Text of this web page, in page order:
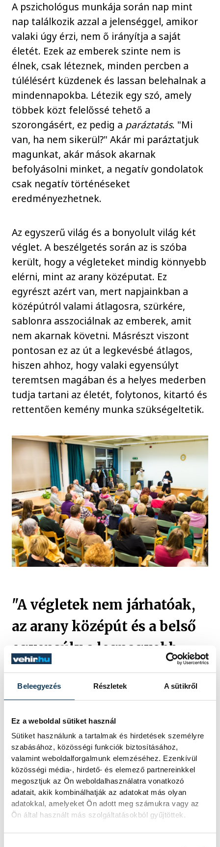
Beleegyezés Részletek A sütikről
Ez a weboldal sütiket használ
Sütiket használunk a tartalmak és hirdetések személyre
szabásához, közösségi funkciók biztosításához,
valamint weboldalforgalmunk elemzéséhez. Ezenkívül
közösségi média-, hirdető- és elemező partnereinkkel
megosztjuk az Ön weboldalhasználatra vonatkozó
adatait, akik kombinálhatják az adatokat más olyan
adatokkal, amelyeket Ön adott meg számukra vagy az
Ön által használt más szolgáltatásokból gyűjtöttek.
A pszichológus munkája során nap mint
nap találkozik azzal a jelenséggel, amikor
valaki úgy érzi, nem ő irányítja a saját
életét. Ezek az emberek szinte nem is
élnek, csak léteznek, minden percben a
túlélésért küzdenek és lassan belehalnak a
mindennapokba. Létezik egy szó, amely
többek közt felelőssé tehető a
szorongásért, ez pedig a paráztatás. "Mi
van, ha nem sikerül?" Akár mi paráztatjuk
magunkat, akár mások akarnak
befolyásolni minket, a negatív gondolatok
csak negatív történéseket
eredményezhetnek.
Az egyszerű világ és a bonyolult világ két
véglet. A beszélgetés során az is szóba
került, hogy a végleteket mindig könnyebb
elérni, mint az arany középutat. Ez
egyrészt azért van, mert napjainkban a
középútról valami átlagosra, szürkére,
sablonra asszociálnak az emberek, amit
nem akarnak követni. Másrészt viszont
pontosan ez az út a legkevésbé átlagos,
hiszen ahhoz, hogy valaki egyensúlyt
teremtsen magában és a helyes mederben
tudja tartani az életét, folytonos, kitartó és
rettentően kemény munka szükségeltetik.
"A végletek nem járhatóak,
az arany középút és a belső
egyensúly a legnagyobb
eredmény."
Még a végleteknél maradva:
kapcsolataikat tekintve az emberek
általában "szolgálók" vagy "urak". Ez alatt
azt értjük, hogy valaki túl sokat ad,
mindent elvállal, mindent megbocsát és
mindig ő veti alá magát más akaratának,
míg valaki csak kap, de cserébe nem ad
semmit.